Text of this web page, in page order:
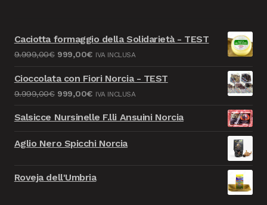
Caciotta formaggio della Solidarietà - TEST
9.999,00€ Il
originale
era:
9.999,00€.
999,00€Il
attuale
è:
999,00€.
IVA INCLUSA
Cioccolata con Fiori Norcia - TEST
9.999,00€ Il
originale
9.999,00€.
999,00€Il
attuale
è:
IVA INCLUSA
Salsicce Nursinelle F.lli Ansuini Norcia
Aglio Nero Spicchi Norcia
Roveja dell'Umbria